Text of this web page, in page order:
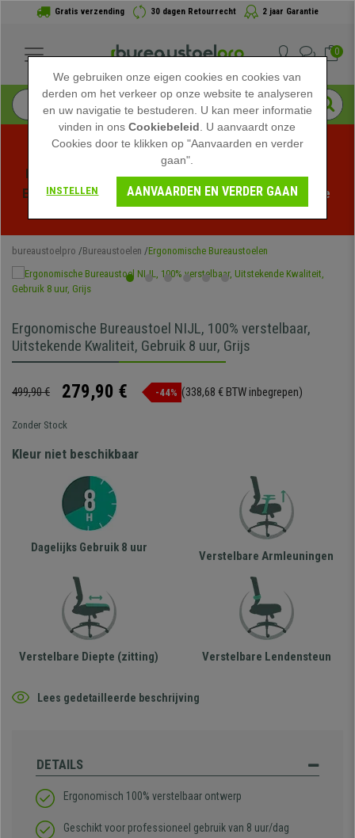
Gratis verzending 30 dagen Retourrecht 2 jaar Garantie
0
Profiteer van de Zomeruitverkoop bij bureaustoelpro!
Exclusieve kortingen voor een beperkte tijd - Bekijk de
bureaustoelpro Bureaustoelen Ergonomische Bureaustoelen
Ergonomische Bureaustoel NIJL, 100% verstelbaar,
Uitstekende Kwaliteit, Gebruik 8 uur, Grijs
499,90 € 279,90 € -44% (338,68 € BTW inbegrepen)
Zonder Stock
Kleur niet beschikbaar
Dagelijks Gebruik 8 uur
Verstelbare Armleuningen
Verstelbare Diepte (zitting) Verstelbare Lendensteun
Lees gedetailleerde beschrijving
DETAILS
Ergonomisch 100% verstelbaar ontwerp
Geschikt voor professioneel gebruik van 8 uur/dag
We gebruiken onze eigen cookies en cookies van
derden om het verkeer op onze website te analyseren
en uw navigatie te bestuderen. U kan meer informatie
vinden in onsCookiebeleid . U aanvaardt onze
Cookies door te klikken op "Aanvaarden en verder
gaan".
INSTELLEN AANVAARDEN EN VERDER GAAN